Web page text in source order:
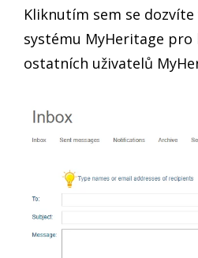
Kliknutím sem se
systému MyHeritage
ostatních uživatelů